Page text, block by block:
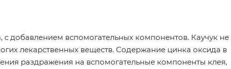
с добавлением вспомогательных компонентов. Каучук не
лекарственных веществ. Содержание цинка оксида в
раздражения на вспомогательные компоненты клея,